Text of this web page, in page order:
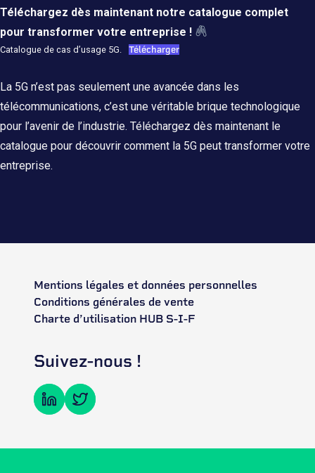
Téléchargez dès maintenant notre catalogue complet
pour transformer votre entreprise !
Catalogue de cas d’usage 5G. Télécharger
La 5G n’est pas seulement une avancée dans les
télécommunications, c’est une véritable brique technologique
pour l’avenir de l’industrie. Téléchargez dès maintenant le
catalogue pour découvrir comment la 5G peut transformer votre
entreprise.
Mentions légales et données personnelles
Conditions générales de vente
Charte d’utilisation HUB S-I-F
Suivez-nous !